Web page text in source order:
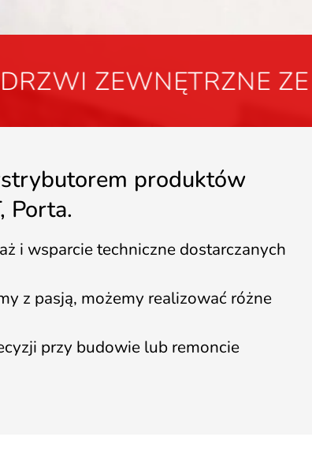
ZE STALI I ALUMINIUM
produktów
Porta.
i wsparcie techniczne dostarczanych
z pasją, możemy realizować różne
przy budowie lub remoncie